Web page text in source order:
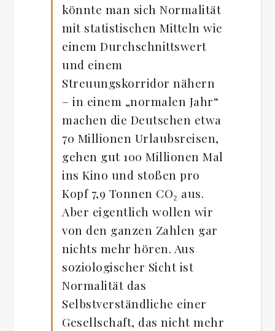
könnte man sich Normalität
mit statistischen Mitteln wie
einem Durchschnittswert
und einem
Streuungskorridor nähern
– in einem „normalen Jahr“
machen die Deutschen etwa
70 Millionen Urlaubsreisen,
gehen gut 100 Millionen Mal
ins Kino und stoßen pro
Kopf 7,9 Tonnen CO₂ aus.
Aber eigentlich wollen wir
von den ganzen Zahlen gar
nichts mehr hören. Aus
soziologischer Sicht ist
Normalität das
Selbstverständliche einer
Gesellschaft, das nicht mehr